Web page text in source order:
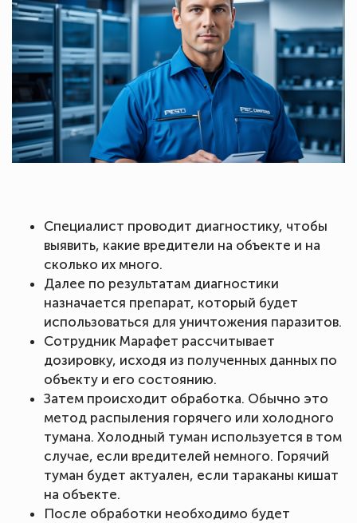
Специалист проводит диагностику, чтобы
выявить, какие вредители на объекте и на
сколько их много.
Далее по результатам диагностики
назначается препарат, который будет
использоваться для уничтожения паразитов.
Сотрудник Марафет рассчитывает
дозировку, исходя из полученных данных по
объекту и его состоянию.
Затем происходит обработка. Обычно это
метод распыления горячего или холодного
тумана. Холодный туман используется в том
случае, если вредителей немного. Горячий
туман будет актуален, если тараканы кишат
на объекте.
После обработки необходимо будет